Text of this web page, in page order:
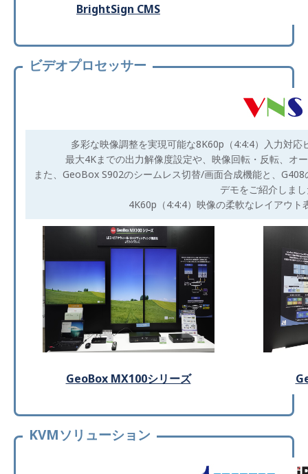
BrightSign CMS
ビデオプロセッサー
多彩な映像調整を実現可能な8K60p（4:4:4）入力対
最大4Kまでの出力解像度設定や、映像回転・反転、オ
また、GeoBox S902のシームレス切替/画面合成機能と、
デモをご紹介しま
4K60p（4:4:4）映像の柔軟なレイアウト
GeoBox MX100シリーズ
KVMソリューション